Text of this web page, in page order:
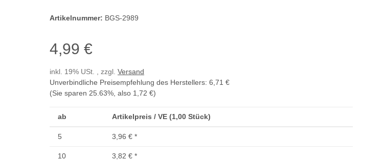
Artikelnummer: BGS-2989
4,99 €
inkl. 19% USt. , zzgl. Versand
Unverbindliche Preisempfehlung des Herstellers: 6,71 €
(Sie sparen 25.63%, also 1,72 €)
ab Artikelpreis / VE (1,00 Stück)
5 3,96 € *
10 3,82 € *